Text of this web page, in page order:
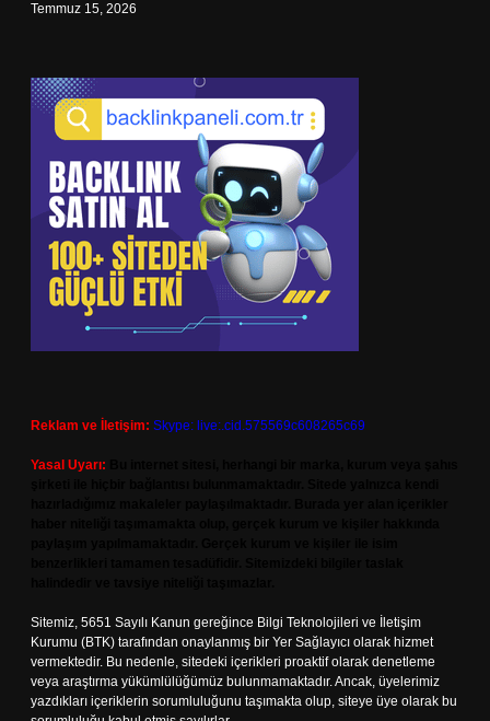
Temmuz 15, 2026
Reklam ve İletişim: Skype: live:.cid.575569c608265c69
Yasal Uyarı:
Sitemiz, 5651 Sayılı Kanun gereğince Bilgi Teknolojileri ve İletişim
Kurumu (BTK) tarafından onaylanmış bir Yer Sağlayıcı olarak hizmet
vermektedir. Bu nedenle, sitedeki içerikleri proaktif olarak denetleme
veya araştırma yükümlülüğümüz bulunmamaktadır. Ancak, üyelerimiz
yazdıkları içeriklerin sorumluluğunu taşımakta olup, siteye üye olarak bu